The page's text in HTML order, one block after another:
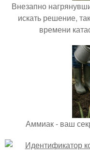
Внезапно
искать решение,
времени
Аммиак - ваш